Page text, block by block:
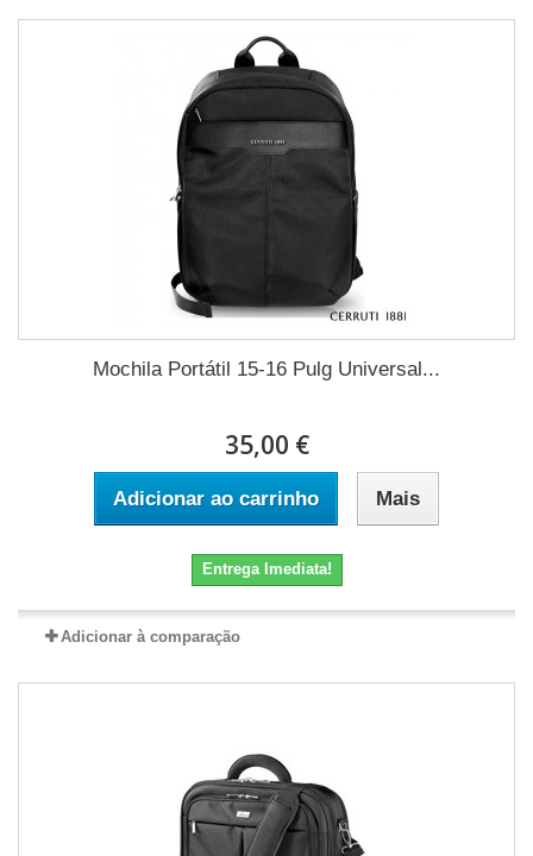
Mochila Portátil 15-16 Pulg Universal...
35,00 €
Adicionar ao carrinho Mais
Entrega Imediata!
Adicionar à comparação